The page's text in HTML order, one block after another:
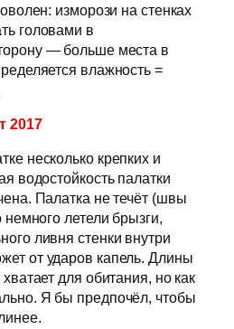
изморози на стенках
головами в
— больше места в
влажность =
2017
несколько крепких и
водостойкость палатки
Палатка не течёт (швы
немного летели брызги,
ливня стенки внутри
от ударов капель. Длины
для обитания, но как
Я бы предпочёл, чтобы